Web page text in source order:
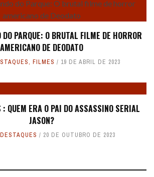
DO PARQUE: O BRUTAL FILME DE HORROR
AMERICANO DE DEODATO
, FILMES 19 DE ABRIL DE 2023
: QUEM ERA O PAI DO ASSASSINO SERIAL
JASON?
DESTAQUES 20 DE OUTUBRO DE 2023